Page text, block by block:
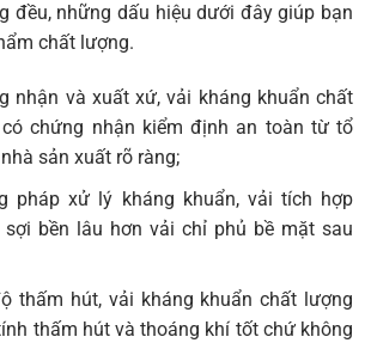
đều, những dấu hiệu dưới đây giúp bạn
chất lượng.
nhận và xuất xứ, vải kháng khuẩn chất
có chứng nhận kiểm định an toàn từ tổ
sản xuất rõ ràng;
pháp xử lý kháng khuẩn, vải tích hợp
bền lâu hơn vải chỉ phủ bề mặt sau
thấm hút, vải kháng khuẩn chất lượng
thấm hút và thoáng khí tốt chứ không